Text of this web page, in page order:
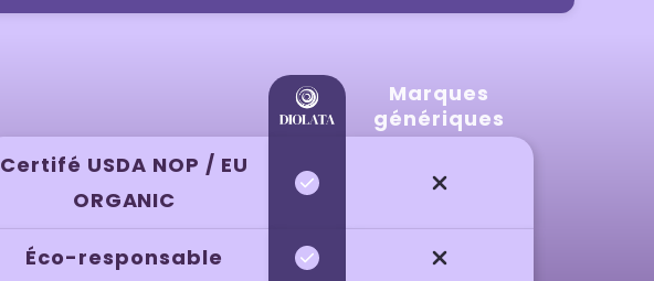
Marques
génériques
Certifé USDA NOP / EU
ORGANIC
Éco-responsable